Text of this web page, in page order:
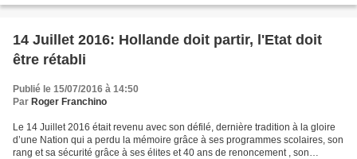
14 Juillet 2016: Hollande doit partir, l'Etat doit
être rétabli
Publié le 15/07/2016 à 14:50
Par Roger Franchino
Le 14 Juillet 2016 était revenu avec son défilé, dernière tradition à la gloire
d’une Nation qui a perdu la mémoire grâce à ses programmes scolaires, son
rang et sa sécurité grâce à ses élites et 40 ans de renoncement , son